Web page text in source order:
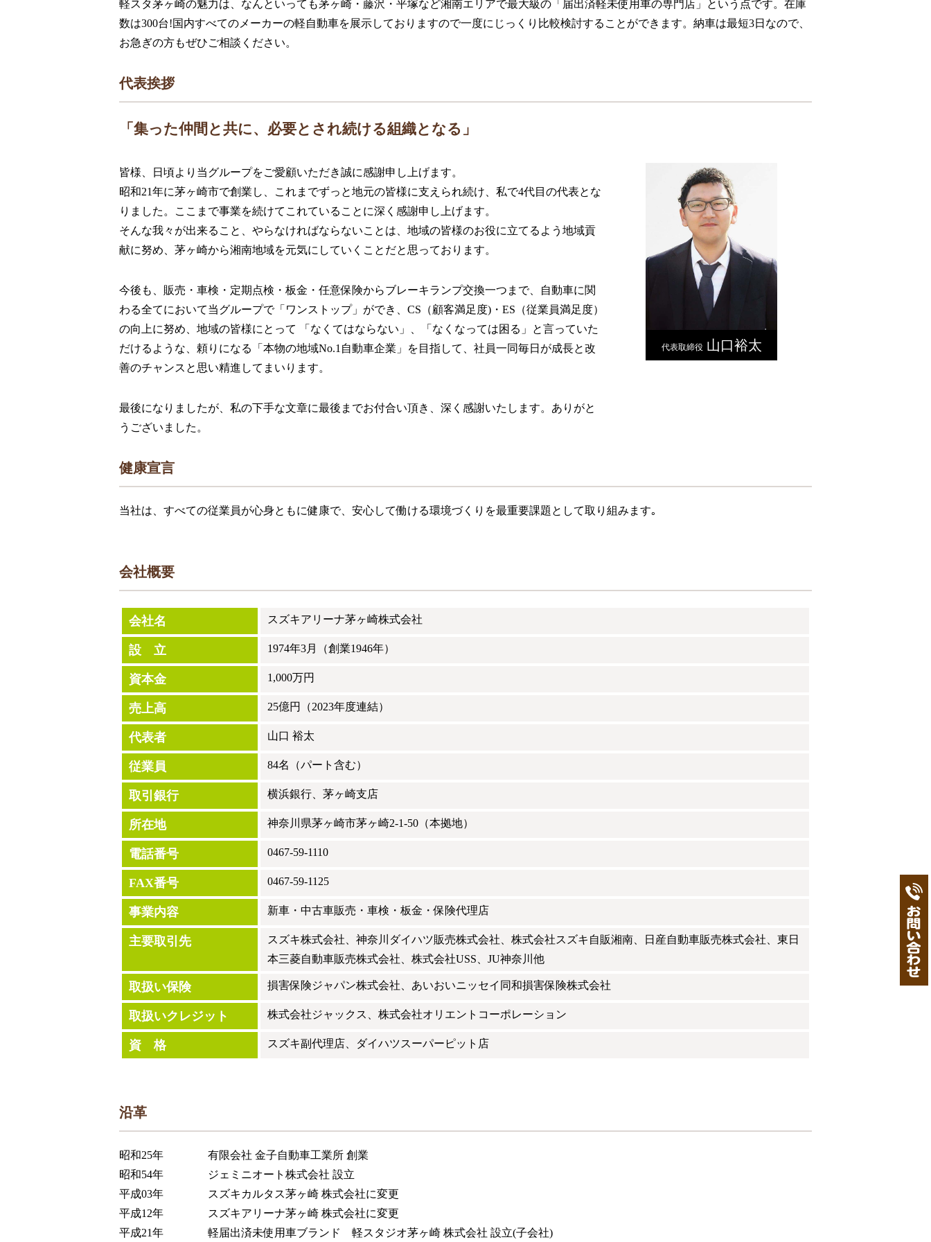
軽スタ茅ヶ崎の魅力は、なんといっても茅ヶ崎・藤沢・平塚など湘南エリアで最大級の「届出済軽未使用車の専門店」という点です。在庫
数は300台!国内すべてのメーカーの軽自動車を展示しておりますので一度にじっくり比較検討することができます。納車は最短3日なので、
お急ぎの方もぜひご相談ください。
代表挨拶
「集った仲間と共に、必要とされ続ける組織となる」
皆様、日頃より当グループをご愛顧いただき誠に感謝申し上げます。
昭和21年に茅ヶ崎市で創業し、これまでずっと地元の皆様に支えられ続け、私で4代目の代表とな
りました。ここまで事業を続けてこれていることに深く感謝申し上げます。
そんな我々が出来ること、やらなければならないことは、地域の皆様のお役に立てるよう地域貢
献に努め、茅ヶ崎から湘南地域を元気にしていくことだと思っております。
今後も、販売・車検・定期点検・板金・任意保険からブレーキランプ交換一つまで、自動車に関
わる全てにおいて当グループで「ワンストップ」ができ、CS（顧客満足度)・ES（従業員満足度）
の向上に努め、地域の皆様にとって 「なくてはならない」、「なくなっては困る」と言っていた
だけるような、頼りになる「本物の地域No.1自動車企業」を目指して、社員一同毎日が成長と改
善のチャンスと思い精進してまいります。
最後になりましたが、私の下手な文章に最後までお付合い頂き、深く感謝いたします。ありがと
うございました。
代表取締役山口裕太
健康宣言
当社は、すべての従業員が心身ともに健康で、安心して働ける環境づくりを最重要課題として取り組みます｡
会社概要
会社名 スズキアリーナ茅ヶ崎株式会社
設 立 1974年3月（創業1946年）
資本金 1,000万円
売上高 25億円（2023年度連結）
代表者 山口 裕太
従業員 84名（パート含む）
取引銀行 横浜銀行、茅ヶ崎支店
所在地 神奈川県茅ヶ崎市茅ヶ崎2-1-50（本拠地）
電話番号 0467-59-1110
FAX番号 0467-59-1125
事業内容 新車・中古車販売・車検・板金・保険代理店
主要取引先
スズキ株式会社、神奈川ダイハツ販売株式会社、株式会社スズキ自販湘南、日産自動車販売株式会社、東日
本三菱自動車販売株式会社、株式会社USS、JU神奈川他
取扱い保険 損害保険ジャパン株式会社、あいおいニッセイ同和損害保険株式会社
取扱いクレジット 株式会社ジャックス、株式会社オリエントコーポレーション
資 格 スズキ副代理店、ダイハツスーパーピット店
沿革
昭和25年
有限会社 金子自動車工業所 創業
昭和54年
ジェミニオート株式会社 設立
平成03年
スズキカルタス茅ヶ崎 株式会社に変更
平成12年
スズキアリーナ茅ヶ崎 株式会社に変更
平成21年
軽届出済未使用車ブランド 軽スタジオ茅ヶ崎 株式会社 設立(子会社)